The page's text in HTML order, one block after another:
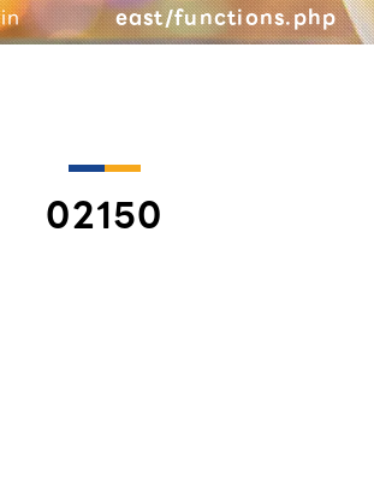
in
east/functions.php
02150